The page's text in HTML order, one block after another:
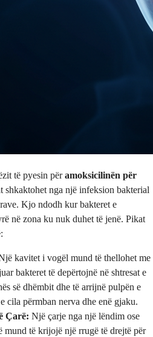
të pyesin përamoksicilinën për
shkaktohet nga një infeksion bakterial
Kjo ndodh kur bakteret e
në zona ku nuk duhet të jenë. Pikat
kavitet i vogël mund të thellohet me
bakteret të depërtojnë në shtresat e
së dhëmbit dhe të arrijnë pulpën e
cila përmban nerva dhe enë gjaku.
Çarë: Një çarje nga një lëndim ose
të krijojë një rrugë të drejtë për